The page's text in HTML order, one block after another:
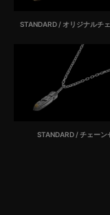
STANDARD / オリジナルチ
STANDARD / チェーン